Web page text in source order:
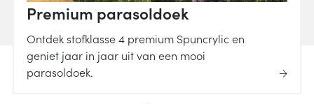
Premium parasoldoek
Ontdek stofklasse 4 premium Spuncrylic en
geniet jaar in jaar uit van een mooi
parasoldoek.